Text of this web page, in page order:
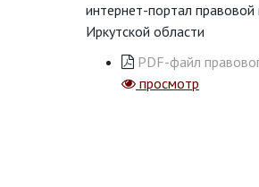
интернет-портал
Иркутской области
PDF-файл
просмотр